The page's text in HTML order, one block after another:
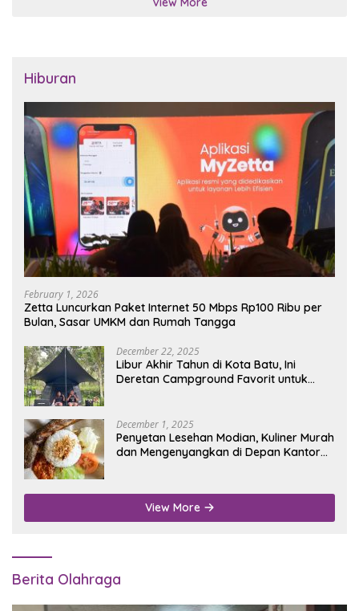
Hiburan
February 1, 2026
Zetta Luncurkan Paket Internet 50 Mbps Rp100 Ribu per
Bulan, Sasar UMKM dan Rumah Tangga
December 22, 2025
Libur Akhir Tahun di Kota Batu, Ini
Deretan Campground Favorit untuk
December 1, 2025
Penyetan Lesehan Modian, Kuliner Murah
dan Mengenyangkan di Depan Kantor
View More
Berita Olahraga